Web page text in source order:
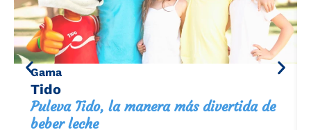
Gama
Tido
Puleva Tido, la manera más divertida de
beber leche